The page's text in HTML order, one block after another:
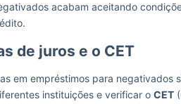
acabam aceitando
de juros e o CET
em empréstimos para negativados
instituições e verificar o CET